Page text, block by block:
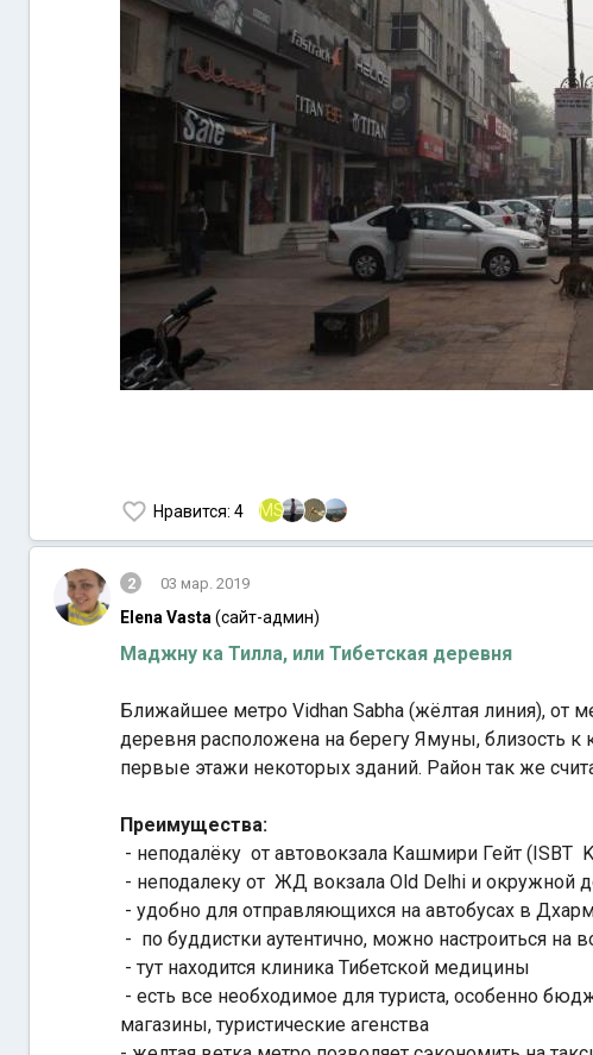
Нравится: 4 MS
2 03 мар. 2019
Elena Vasta (сайт-админ)
Маджну ка Тилла, или Тибетская деревня
Ближайшее метро Vidhan Sabha (жёлтая линия), от
деревня расположена на берегу Ямуны, близость к
первые этажи некоторых зданий. Район так же
Преимущества:
- неподалёку от автовокзала Кашмири Гейт (ISBT
- неподалеку от ЖД вокзала Old Delhi и окружной
- удобно для отправляющихся на автобусах в
- по буддистки аутентично, можно настроиться на
- тут находится клиника Тибетской медицины
- есть все необходимое для туриста, особенно
магазины, туристические агенства